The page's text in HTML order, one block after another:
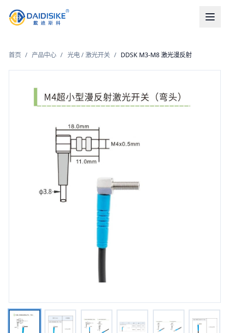
首页 / 产品中心 / 光电 / 激光开关 / DDSK M3-M8 激光漫反射